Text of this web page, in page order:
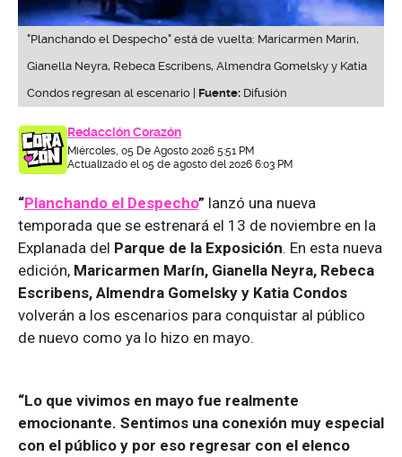
"Planchando el Despecho" está de vuelta: Maricarmen Marín,
Gianella Neyra, Rebeca Escribens, Almendra Gomelsky y Katia
Condos regresan al escenario | Fuente: Difusión
Redacción Corazón
Miércoles, 05 De Agosto 2026 5:51 PM
Actualizado el 05 de agosto del 2026 6:03 PM
“Planchando el Despecho” lanzó una nueva
temporada que se estrenará el 13 de noviembre en la
Explanada del Parque de la Exposición. En esta nueva
edición, Maricarmen Marín, Gianella Neyra, Rebeca
Escribens, Almendra Gomelsky y Katia Condos
volverán a los escenarios para conquistar al público
de nuevo como ya lo hizo en mayo.
“Lo que vivimos en mayo fue realmente
emocionante. Sentimos una conexión muy especial
con el público y por eso regresar con el elenco